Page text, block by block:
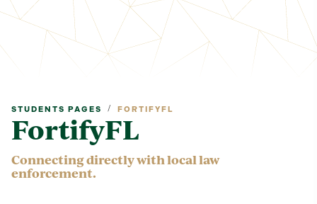
STUDENTS PAGES / FORTIFYFL
FortifyFL
Connecting directly with local law
enforcement.